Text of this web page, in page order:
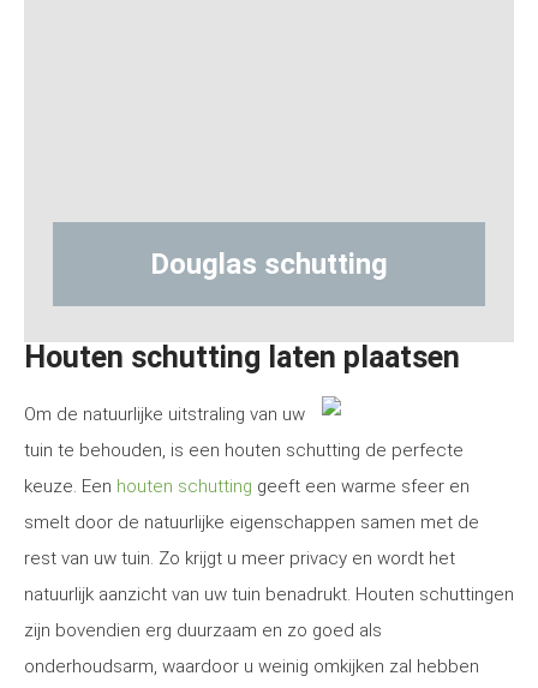
schutting
Houten schutting laten plaatsen
Om de natuurlijke uitstraling van uw
tuin te behouden, is een houten schutting de perfecte
keuze. Een houten schutting geeft een warme sfeer en
smelt door de natuurlijke eigenschappen samen met de
rest van uw tuin. Zo krijgt u meer privacy en wordt het
natuurlijk aanzicht van uw tuin benadrukt. Houten schuttingen
zijn bovendien erg duurzaam en zo goed als
onderhoudsarm, waardoor u weinig omkijken zal hebben